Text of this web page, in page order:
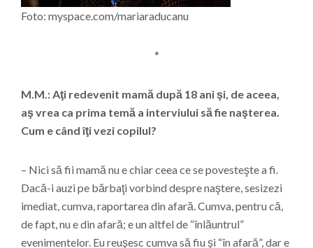
Foto: myspace.com/mariaraducanu
*
M.M.: Aţi redevenit mamă după 18 ani şi, de aceea,
aş vrea ca prima temă a interviului să fie naşterea.
Cum e când îţi vezi copilul?
– Nici să fii mamă nu e chiar ceea ce se povesteşte a fi.
Dacă-i auzi pe bărbaţi vorbind despre naştere, sesizezi
imediat, cumva, raportarea din afară. Cumva, pentru că,
de fapt, nu e din afară; e un altfel de “înlăuntrul”
evenimentelor. Eu reuşesc cumva să fiu şi “în afară”, dar e